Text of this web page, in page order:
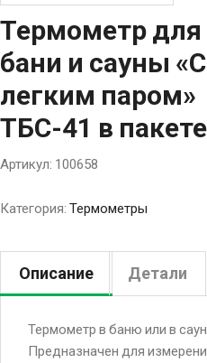
Термометр для
бани и сауны «С
легким паром»
ТБС-41 в пакете
Артикул: 100658
Категория: Термометры
Описание Детали
Термометр в баню или в
Предназначен для